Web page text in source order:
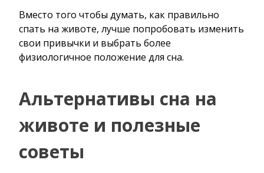
Вместо того чтобы думать, как правильно
спать на животе, лучше попробовать изменить
свои привычки и выбрать более
физиологичное положение для сна.
Альтернативы сна на
животе и полезные
советы